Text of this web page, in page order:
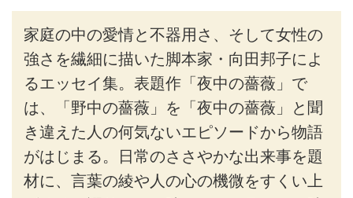
家庭の中の愛情と不器用さ、そして女性の
強さを繊細に描いた脚本家・向田邦子によ
るエッセイ集。表題作「夜中の薔薇」で
は、「野中の薔薇」を「夜中の薔薇」と聞
き違えた人の何気ないエピソードから物語
がはじまる。日常のささやかな出来事を題
材に、言葉の綾や人の心の機微をすくい上